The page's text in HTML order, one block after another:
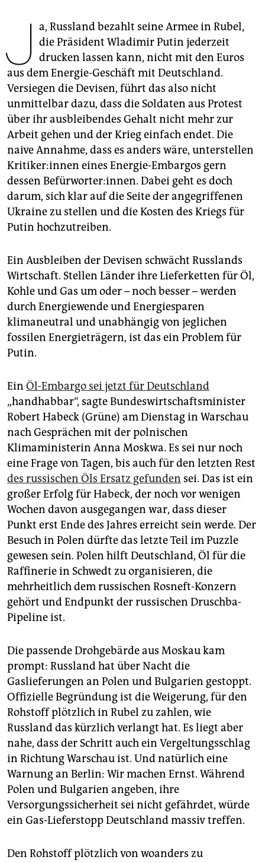
unterstützen
genossenschaft
epaper login
J a, Russland bezahlt seine Armee in Rubel,
die Präsident Wladimir Putin jederzeit
drucken lassen kann, nicht mit den Euros
aus dem Energie-Geschäft mit Deutschland.
Versiegen die Devisen, führt das also nicht
unmittelbar dazu, dass die Soldaten aus Protest
über ihr ausbleibendes Gehalt nicht mehr zur
Arbeit gehen und der Krieg einfach endet. Die
naive Annahme, dass es anders wäre, unterstellen
Kri­ti­ke­r:in­nen eines Energie-Embargos gern
dessen Befürworter:innen. Dabei geht es doch
darum, sich klar auf die Seite der angegriffenen
Ukraine zu stellen und die Kosten des Kriegs für
Putin hochzutreiben.
Ein Ausbleiben der Devisen schwächt Russlands
Wirtschaft. Stellen Länder ihre Lieferketten für Öl,
Kohle und Gas um oder – noch besser – werden
durch Energiewende und Energiesparen
klimaneutral und unabhängig von jeglichen
fossilen Energieträgern, ist das ein Problem für
Putin.
Ein Öl-Embargo sei jetzt für Deutschland
„handhabbar“, sagte Bundeswirtschaftsminister
Robert Habeck (Grüne) am Dienstag in Warschau
nach Gesprächen mit der polnischen
Klimaministerin Anna Moskwa. Es sei nur noch
eine Frage von Tagen, bis auch für den letzten Rest
des russischen Öls Ersatz gefunden sei. Das ist ein
großer Erfolg für Habeck, der noch vor wenigen
Wochen davon ausgegangen war, dass dieser
Punkt erst Ende des Jahres erreicht sein werde. Der
Besuch in Polen dürfte das letzte Teil im Puzzle
gewesen sein. Polen hilft Deutschland, Öl für die
Raffinerie in Schwedt zu organisieren, die
mehrheitlich dem russischen Rosneft-Konzern
gehört und Endpunkt der russischen Druschba-
Pipeline ist.
Die passende Drohgebärde aus Moskau kam
prompt: Russland hat über Nacht die
Gaslieferungen an Polen und Bulgarien gestoppt.
Offizielle Begründung ist die Weigerung, für den
Rohstoff plötzlich in Rubel zu zahlen, wie
Russland das kürzlich verlangt hat. Es liegt aber
nahe, dass der Schritt auch ein Vergeltungsschlag
in Richtung Warschau ist. Und natürlich eine
Warnung an Berlin: Wir machen Ernst. Während
Polen und Bulgarien angeben, ihre
Versorgungssicherheit sei nicht gefährdet, würde
ein Gas-Lieferstopp Deutschland massiv treffen.
Den Rohstoff plötzlich von woanders zu